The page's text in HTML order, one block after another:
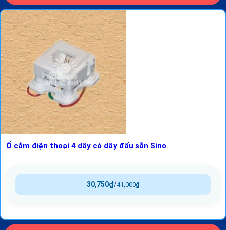
Ổ cắm điện thoại 4 dây có dây đấu sẵn Sino
41,000₫
/
30,750₫